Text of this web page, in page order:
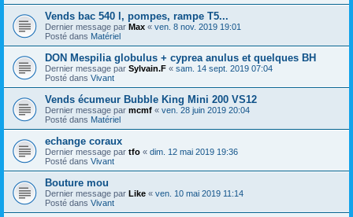
Vends bac 540 l, pompes, rampe T5...
Dernier message par Max « ven. 8 nov. 2019 19:01
Posté dans Matériel
DON Mespilia globulus + cyprea anulus et quelques BH
Dernier message par Sylvain.F « sam. 14 sept. 2019 07:04
Posté dans Vivant
Vends écumeur Bubble King Mini 200 VS12
Dernier message par mcmf « ven. 28 juin 2019 20:04
Posté dans Matériel
echange coraux
Dernier message par tfo « dim. 12 mai 2019 19:36
Posté dans Vivant
Bouture mou
Dernier message par Like « ven. 10 mai 2019 11:14
Posté dans Vivant